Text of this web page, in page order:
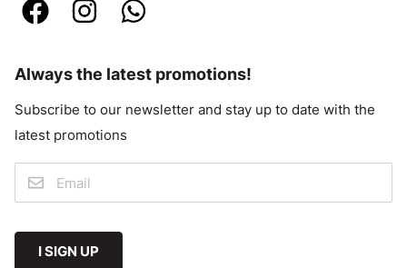
Always the latest promotions!
Subscribe to our newsletter and stay up to date with the
latest promotions
I SIGN UP